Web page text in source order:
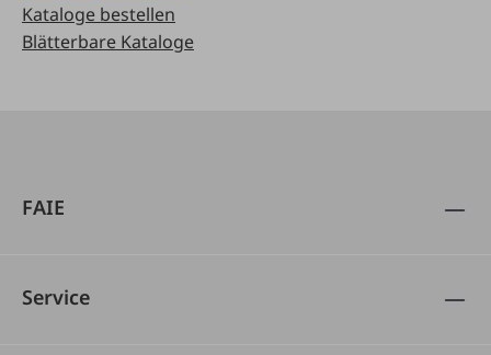
Kataloge bestellen
Blätterbare Kataloge
FAIE
Service